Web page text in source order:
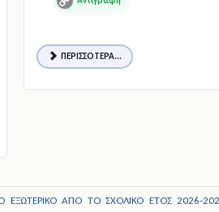
Copy
ΠΕΡΙΣΣΌΤΕΡΑ...
ΕΞΩΤΕΡΙΚΟ ΑΠΟ ΤΟ ΣΧΟΛΙΚΟ ΕΤΟΣ 2026-